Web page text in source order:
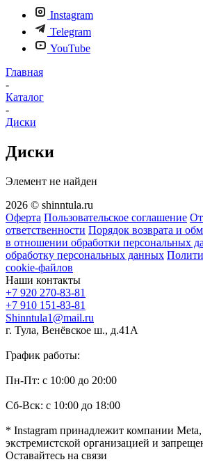
Instagram
Telegram
YouTube
Главная
-
Каталог
-
Диски
Диски
Элемент не найден
2026 © shinntula.ru
Оферта Пользовательское соглашение
ответственности Порядок возврата и
в отношении обработки персональных
обработку персональных данных
cookie-файлов
Наши контакты
+7 920 270-83-81
+7 910 151-83-81
Shinntula1@mail.ru
г. Тула, Венёвское ш., д.41А
График работы:
Пн-Пт: с 10:00 до 20:00
Сб-Вск: с 10:00 до 18:00
* Instagram принадлежит компании
экстремистской организацией и
Оставайтесь на связи